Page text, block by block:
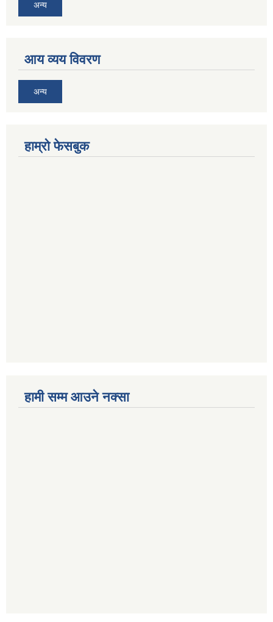
अन्य
आय व्यय विवरण
अन्य
हाम्रो फेसबुक
हामी सम्म आउने नक्सा